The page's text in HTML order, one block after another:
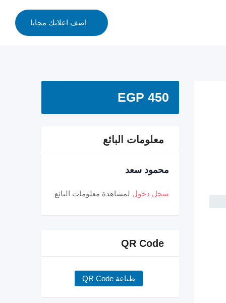
اضف اعلانك مجانا
EGP 450
معلومات البائع
محمود سعد
سجل دخول لمشاهدة معلومات البائع
QR Code
طباعة QR Code